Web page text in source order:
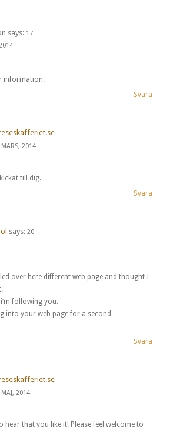
says: 17
information.
Svara
MARS, 2014
till dig.
Svara
says: 20
over here different web page and thought I
following you.
into your web page for a second
Svara
MAJ, 2014
hear that you like it! Please feel welcome to